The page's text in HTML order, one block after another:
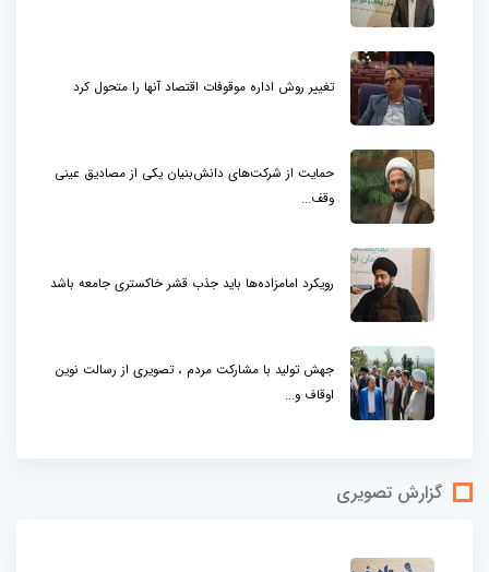
تغییر روش اداره موقوفات اقتصاد آنها را متحول کرد
حمایت از شرکت‌های دانش‌بنیان یکی از مصادیق عینی
وقف...
رویکرد امامزاده‌ها باید جذب قشر خاکستری جامعه باشد
جهش تولید با مشارکت مردم ، تصویری از رسالت نوین
اوقاف و...
گزارش تصویری